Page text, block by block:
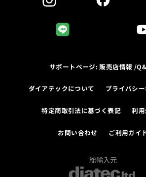
サポートページ: 販売店情報 /
ダイアテックについて プライバシ
特定商取引法に基づく表記 利
お問い合わせ ご利用ガイ
総輸入元